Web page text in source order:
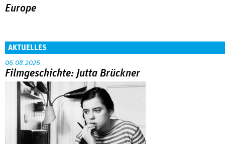
Europe
AKTUELLES
06.08.2026
Filmgeschichte: Jutta Brückner